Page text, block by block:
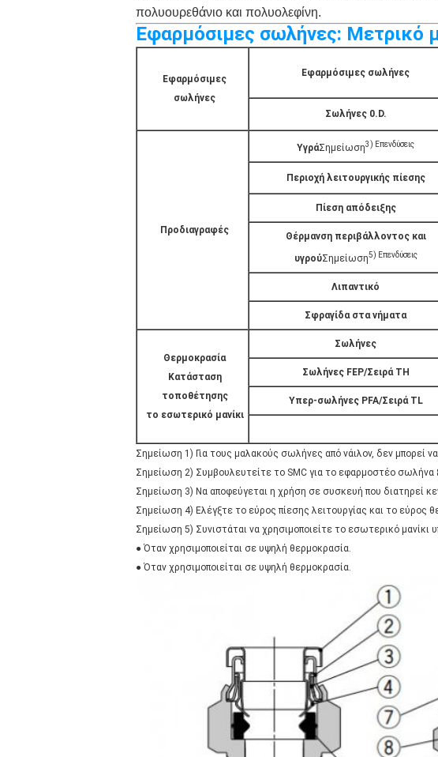
πολυουρεθάνιο και πολυολεφίνη.
Εφαρμόσιμες σωλήνες: Μετρικό
Εφαρμόσιμες
σωλήνες
Εφαρμόσιμες σωλήνες
Σωλήνες 0.D.
Προδιαγραφές
ΥγράΣημείωση3) Επενδύσεις
Περιοχή λειτουργικής πίεσης
Πίεση απόδειξης
Θέρμανση περιβάλλοντος και
υγρούΣημείωση5) Επενδύσεις
Λιπαντικό
Σφραγίδα στα νήματα
Θερμοκρασία
Κατάσταση
τοποθέτησης
το εσωτερικό μανίκι
Σωλήνες
Σωλήνες FEP/Σειρά TH
Υπερ-σωλήνες PFA/Σειρά TL
Σημείωση 1) Για τους μαλακούς σωλήνες από νάιλον, δεν μπορεί
Σημείωση 2) Συμβουλευτείτε το SMC για το εφαρμοστέο σωλήνα
Σημείωση 3) Να αποφεύγεται η χρήση σε συσκευή που διατηρεί
Σημείωση 4) Ελέγξτε το εύρος πίεσης λειτουργίας και το εύρος
Σημείωση 5) Συνιστάται να χρησιμοποιείτε το εσωτερικό μανίκι
● Όταν χρησιμοποιείται σε υψηλή θερμοκρασία.
● Όταν χρησιμοποιείται σε υψηλή θερμοκρασία.